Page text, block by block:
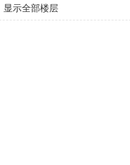
显示全部楼层